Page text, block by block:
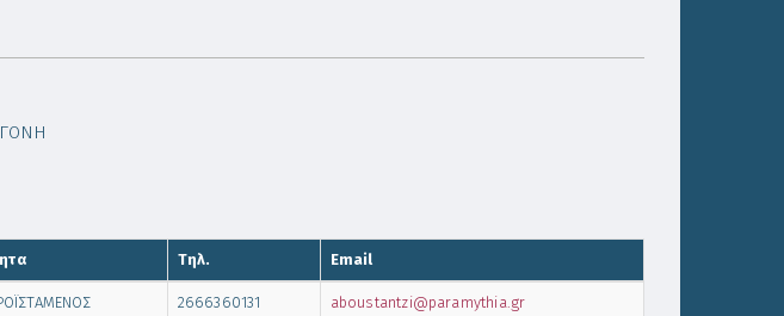
Τηλ. Email
2666360131 aboustantzi@paramythia.gr